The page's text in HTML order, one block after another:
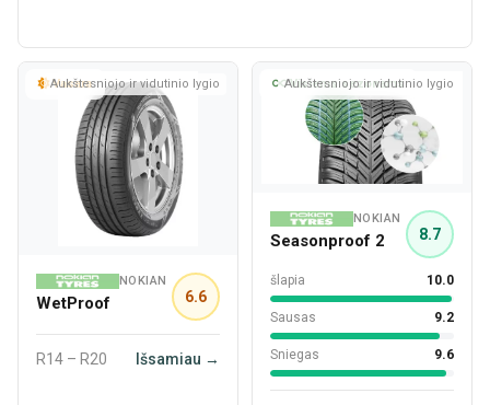
Vasara
Aukštesniojo ir vidutinio lygio
NOKIAN
WetProof 6.6
R14 – R20 Išsamiau →
Visiems sezonams
Aukštesniojo ir vidutinio lygio
NOKIAN
Seasonproof 2 8.7
šlapia 10.0
Sausas 9.2
Sniegas 9.6